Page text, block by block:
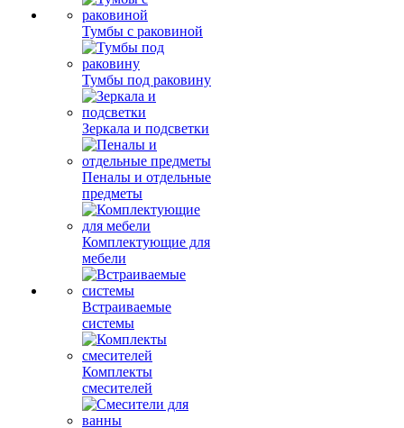
Тумбы с раковиной
Тумбы под раковину
Зеркала и подсветки
Пеналы и отдельные
предметы
Комплектующие для
мебели
Встраиваемые
системы
Комплекты
смесителей